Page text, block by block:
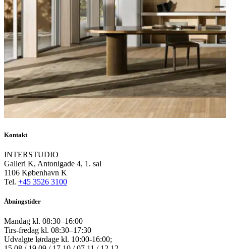
Kontakt
INTERSTUDIO
Galleri K, Antonigade 4, 1. sal
1106 København K
Tel. +45 3526 3100
Åbningstider
Mandag kl. 08:30–16:00
Tirs-fredag kl. 08:30–17:30
Udvalgte lørdage kl. 10:00-16:00;